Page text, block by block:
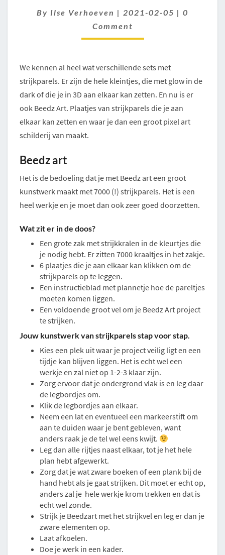
STRIJKPARELS
By Ilse Verhoeven | 2021-02-05 | 0
Comment
We kennen al heel wat verschillende sets met
strijkparels. Er zijn de hele kleintjes, die met glow in de
dark of die je in 3D aan elkaar kan zetten. En nu is er
ook Beedz Art. Plaatjes van strijkparels die je aan
elkaar kan zetten en waar je dan een groot pixel art
schilderij van maakt.
Beedz art
Het is de bedoeling dat je met Beedz art een groot
kunstwerk maakt met 7000 (!) strijkparels. Het is een
heel werkje en je moet dan ook zeer goed doorzetten.
Wat zit er in de doos?
Een grote zak met strijkkralen in de kleurtjes die
je nodig hebt. Er zitten 7000 kraaltjes in het zakje.
6 plaatjes die je aan elkaar kan klikken om de
strijkparels op te leggen.
Een instructieblad met plannetje hoe de pareltjes
moeten komen liggen.
Een voldoende groot vel om je Beedz Art project
te strijken.
Jouw kunstwerk van strijkparels stap voor stap.
Kies een plek uit waar je project veilig ligt en een
tijdje kan blijven liggen. Het is echt wel een
werkje en zal niet op 1-2-3 klaar zijn.
Zorg ervoor dat je ondergrond vlak is en leg daar
de legbordjes om.
Klik de legbordjes aan elkaar.
Neem een lat en eventueel een markeerstift om
aan te duiden waar je bent gebleven, want
anders raak je de tel wel eens kwijt.
Leg dan alle rijtjes naast elkaar, tot je het hele
plan hebt afgewerkt.
Zorg dat je wat zware boeken of een plank bij de
hand hebt als je gaat strijken. Dit moet er echt op,
anders zal je hele werkje krom trekken en dat is
echt wel zonde.
Strijk je Beedzart met het strijkvel en leg er dan je
zware elementen op.
Laat afkoelen.
Doe je werk in een kader.